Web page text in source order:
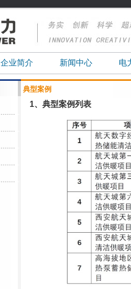
企业简介 新闻中心 电
典型案例
1、典型案例列表